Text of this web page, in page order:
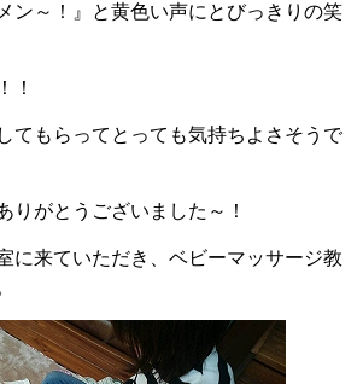
ン～！』と黄色い声にとびっきりの笑
！
てもらってとっても気持ちよさそうで
りがとうございました～！
に来ていただき、ベビーマッサージ教